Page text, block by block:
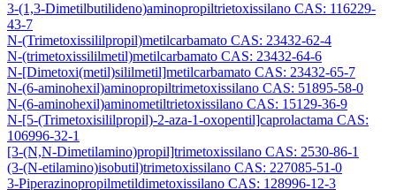
3-(1,3-Dimetilbutilideno)aminopropiltrietoxissilano CAS: 116229-
43-7
N-(Trimetoxissililpropil)metilcarbamato CAS: 23432-62-4
N-(trimetoxissililmetil)metilcarbamato CAS: 23432-64-6
N-[Dimetoxi(metil)sililmetil]metilcarbamato CAS: 23432-65-7
N-(6-aminohexil)aminopropiltrimetoxissilano CAS: 51895-58-0
N-(6-aminohexil)aminometiltrietoxissilano CAS: 15129-36-9
N-[5-(Trimetoxisililpropil)-2-aza-1-oxopentil]caprolactama CAS:
106996-32-1
[3-(N,N-Dimetilamino)propil]trimetoxissilano CAS: 2530-86-1
(3-(N-etilamino)isobutil)trimetoxissilano CAS: 227085-51-0
3-Piperazinopropilmetildimetoxissilano CAS: 128996-12-3